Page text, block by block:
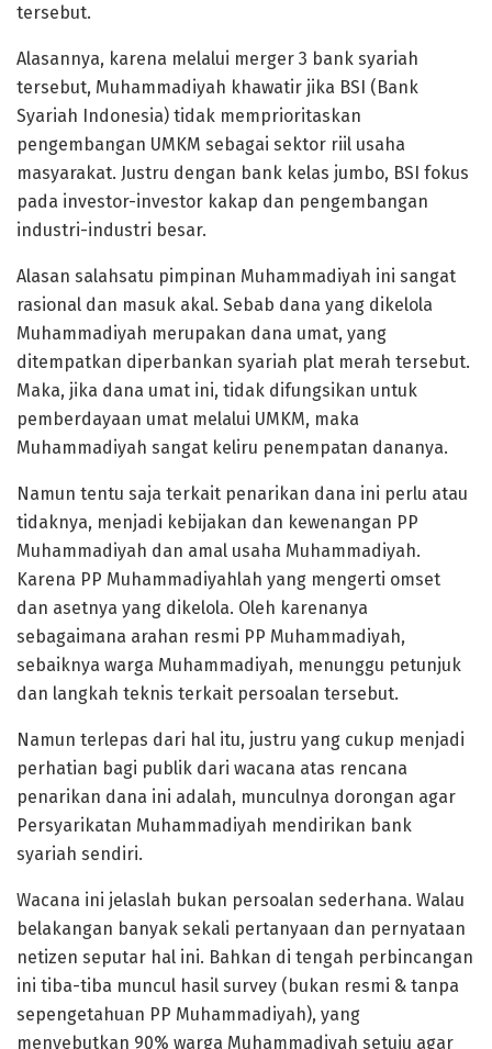
tersebut.
Alasannya, karena melalui merger 3 bank syariah
tersebut, Muhammadiyah khawatir jika BSI (Bank
Syariah Indonesia) tidak memprioritaskan
pengembangan UMKM sebagai sektor riil usaha
masyarakat. Justru dengan bank kelas jumbo, BSI fokus
pada investor-investor kakap dan pengembangan
industri-industri besar.
Alasan salahsatu pimpinan Muhammadiyah ini sangat
rasional dan masuk akal. Sebab dana yang dikelola
Muhammadiyah merupakan dana umat, yang
ditempatkan diperbankan syariah plat merah tersebut.
Maka, jika dana umat ini, tidak difungsikan untuk
pemberdayaan umat melalui UMKM, maka
Muhammadiyah sangat keliru penempatan dananya.
Namun tentu saja terkait penarikan dana ini perlu atau
tidaknya, menjadi kebijakan dan kewenangan PP
Muhammadiyah dan amal usaha Muhammadiyah.
Karena PP Muhammadiyahlah yang mengerti omset
dan asetnya yang dikelola. Oleh karenanya
sebagaimana arahan resmi PP Muhammadiyah,
sebaiknya warga Muhammadiyah, menunggu petunjuk
dan langkah teknis terkait persoalan tersebut.
Namun terlepas dari hal itu, justru yang cukup menjadi
perhatian bagi publik dari wacana atas rencana
penarikan dana ini adalah, munculnya dorongan agar
Persyarikatan Muhammadiyah mendirikan bank
syariah sendiri.
Wacana ini jelaslah bukan persoalan sederhana. Walau
belakangan banyak sekali pertanyaan dan pernyataan
netizen seputar hal ini. Bahkan di tengah perbincangan
ini tiba-tiba muncul hasil survey (bukan resmi & tanpa
sepengetahuan PP Muhammadiyah), yang
menyebutkan 90% warga Muhammadiyah setuju agar